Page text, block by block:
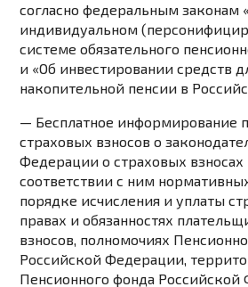
согласно федеральным законам
индивидуальном
системе обязательного
и «Об инвестировании средств
накопительной пенсии в
— Бесплатное информирование
страховых взносов о
Федерации о страховых
соответствии с ним
порядке исчисления и уплаты
правах и обязанностях
взносов, полномочиях
Российской Федерации,
Пенсионного фонда